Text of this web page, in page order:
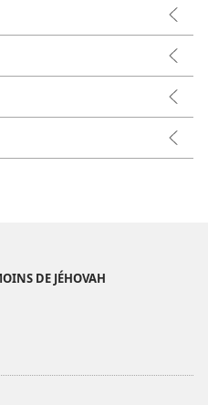
DE JÉHOVAH